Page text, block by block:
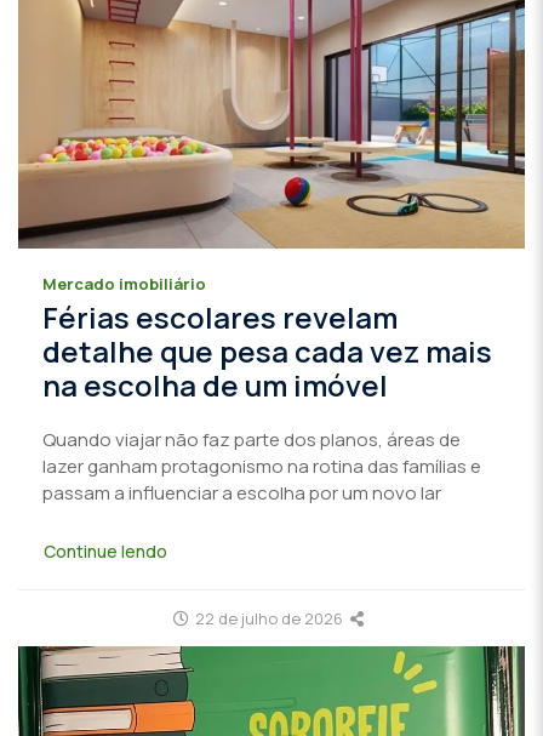
Mercado imobiliário
Férias escolares revelam
detalhe que pesa cada vez mais
na escolha de um imóvel
Quando viajar não faz parte dos planos, áreas de
lazer ganham protagonismo na rotina das famílias e
passam a influenciar a escolha por um novo lar
Continue lendo
22 de julho de 2026